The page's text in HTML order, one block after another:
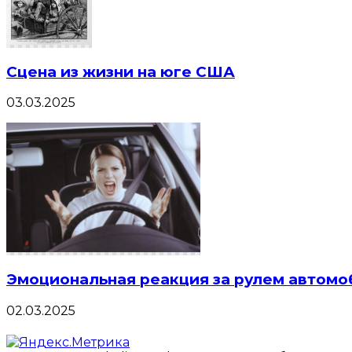
Сцена из жизни на юге США
03.03.2025
Эмоциональная реакция за рулем
02.03.2025